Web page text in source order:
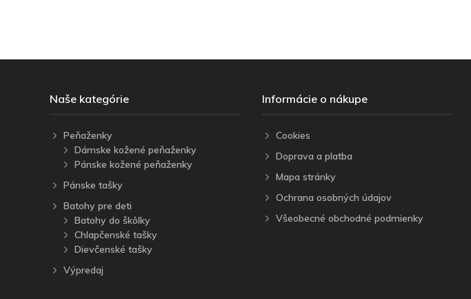
Naše kategórie
Peňaženky
Dámske kožené peňaženky
Pánske kožené peňaženky
Pánske tašky
Batohy pre deti
Batohy do škôlky
Chlapčenské tašky
Dievčenské tašky
Výpredaj
Informácie o nákupe
Cookies
Doprava a platba
Mapa stránky
Ochrana osobných údajov
Všeobecné obchodné podmienky